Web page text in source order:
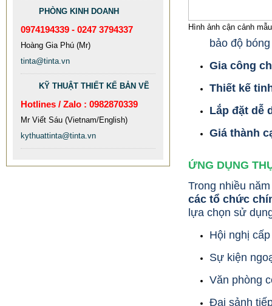
Hình ảnh cận cảnh
bảo độ
Gia công
Thiết kế
Lắp đặt dễ
Giá thành
ỨNG DỤNG
Trong nhiều
các tổ chức
lựa chọn sử
Hội nghị
Sự kiện
Văn phòng
Đại sảnh
PHÒNG KINH DOANH
0974194339 - 0247 3794337
Hoàng Gia Phú (Mr)
tinta@tinta.vn
KỸ THUẬT THIẾT KẾ BẢN VẼ
Hotlines / Zalo : 0982870339
Mr Viết Sáu (Vietnam/English)
kythuattinta@tinta.vn